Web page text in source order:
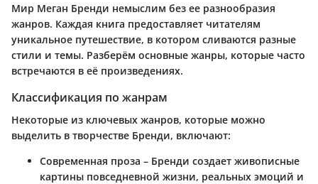
Мир Меган Бренди немыслим без ее разнообразия
жанров. Каждая книга предоставляет читателям
уникальное путешествие, в котором сливаются разные
стили и темы. Разберём основные жанры, которые часто
встречаются в её произведениях.
Классификация по жанрам
Некоторые из ключевых жанров, которые можно
выделить в творчестве Бренди, включают:
Современная проза – Бренди создает живописные
картины повседневной жизни, реальных эмоций и